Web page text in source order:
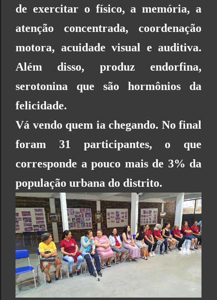
de exercitar o físico, a memória, a
atenção concentrada, coordenação
motora, acuidade visual e auditiva.
Além disso, produz endorfina,
serotonina que são hormônios da
felicidade.
Vá vendo quem ia chegando. No final
foram 31 participantes, o que
corresponde a pouco mais de 3% da
população urbana do distrito.